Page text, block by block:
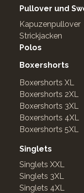
Pullover und
Kapuzenpullover
Strickjacken
Polos
Boxershorts
Boxershorts XL
Boxershorts 2XL
Boxershorts 3XL
Boxershorts 4XL
Boxershorts 5XL
Singlets
Singlets XXL
Singlets 3XL
Singlets 4XL